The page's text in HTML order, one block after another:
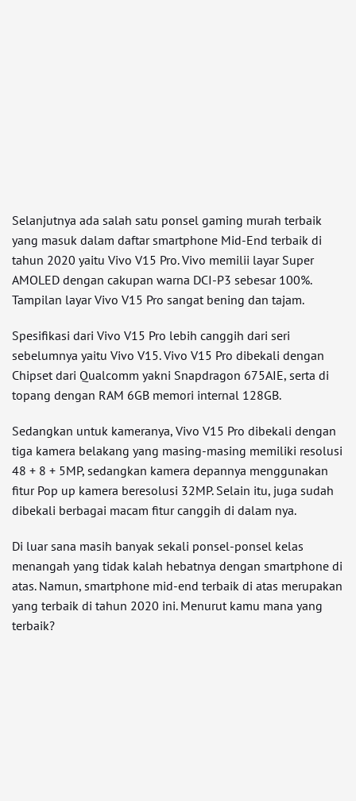
Selanjutnya ada salah satu ponsel gaming murah terbaik
yang masuk dalam daftar smartphone Mid-End terbaik di
tahun 2020 yaitu Vivo V15 Pro. Vivo memilii layar Super
AMOLED dengan cakupan warna DCI-P3 sebesar 100%.
Tampilan layar Vivo V15 Pro sangat bening dan tajam.
Spesifikasi dari Vivo V15 Pro lebih canggih dari seri
sebelumnya yaitu Vivo V15. Vivo V15 Pro dibekali dengan
Chipset dari Qualcomm yakni Snapdragon 675AIE, serta di
topang dengan RAM 6GB memori internal 128GB.
Sedangkan untuk kameranya, Vivo V15 Pro dibekali dengan
tiga kamera belakang yang masing-masing memiliki resolusi
48 + 8 + 5MP, sedangkan kamera depannya menggunakan
fitur Pop up kamera beresolusi 32MP. Selain itu, juga sudah
dibekali berbagai macam fitur canggih di dalam nya.
Di luar sana masih banyak sekali ponsel-ponsel kelas
menangah yang tidak kalah hebatnya dengan smartphone di
atas. Namun, smartphone mid-end terbaik di atas merupakan
yang terbaik di tahun 2020 ini. Menurut kamu mana yang
terbaik?